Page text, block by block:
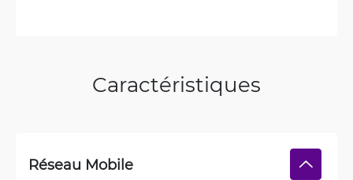
Caractéristiques
Réseau Mobile